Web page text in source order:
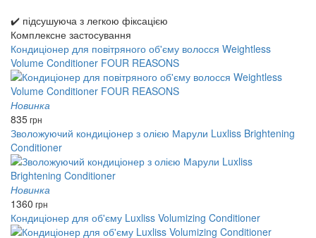
✔️ підсушуюча з легкою фіксацією
Комплексне застосування
Кондиціонер для повітряного об'єму волосся Weightless
Volume Conditioner FOUR REASONS
Новинка
835грн
Зволожуючий кондиціонер з олією Марули Luxliss Brightening
Conditioner
Новинка
1360 грн
Кондиціонер для об'єму Luxliss Volumizing Conditioner